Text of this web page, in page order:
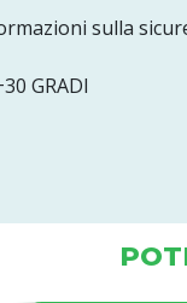
sulla
GRADI